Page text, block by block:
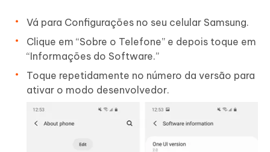
Vá para Configurações no seu celular Samsung.
Clique em “Sobre o Telefone” e depois toque em
“Informações do Software.”
Toque repetidamente no número da versão para
ativar o modo desenvolvedor.